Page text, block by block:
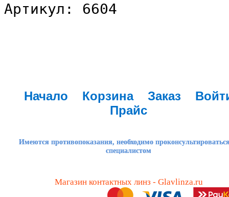
Артикул: 6604
Начало Корзина Заказ
Прайс
Имеются противопоказания, необходимо
специалистом
Магазин контактных линз - Glavlinza.ru